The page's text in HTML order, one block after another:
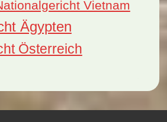
Vietnam
Ägypten
Österreich